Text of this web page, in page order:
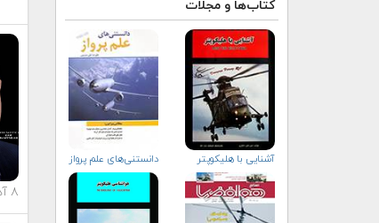
کتاب‌ها و مجلات
آشنایی با هلیكوپتر دانستنی‌های علم پرواز
۸ آذر ماه ۱۴۰۳